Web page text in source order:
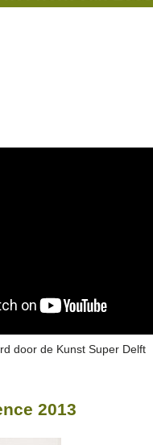
door de Kunst Super Delft
2013